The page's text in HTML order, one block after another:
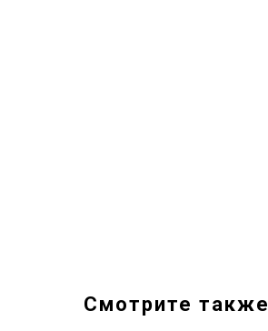
Смотрите также